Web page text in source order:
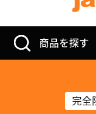
商品を探す
完全